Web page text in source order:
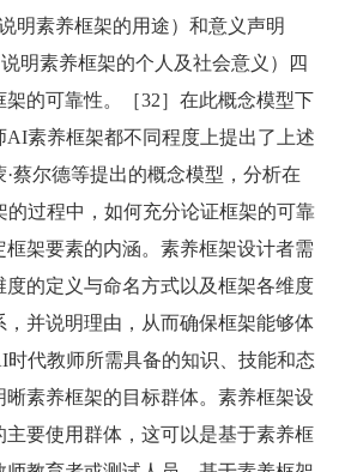
明素养框架的用途）和意义声明
说明素养框架的个人及社会意义）四
的可靠性。［32］在此概念模型下
AI素养框架都不同程度上提出了上述
蔡尔德等提出的概念模型，分析在
的过程中，如何充分论证框架的可靠
架要素的内涵。素养框架设计者需
度的定义与命名方式以及框架各维度
，并说明理由，从而确保框架能够体
时代教师所需具备的知识、技能和态
晰素养框架的目标群体。素养框架设
主要使用群体，这可以是基于素养框